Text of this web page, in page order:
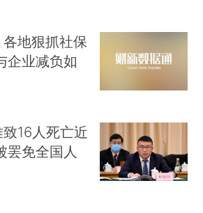
各地狠抓社保
企业减负如
16人死亡近
罢免全国人